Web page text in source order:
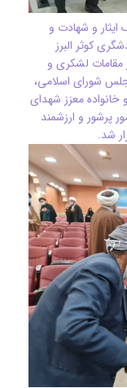
ایثار و شهادت و
کوثر البرز
مقامات لشکری و
شورای اسلامی،
خانواده معزز شهدای
پرشور و ارزشمند
شد.